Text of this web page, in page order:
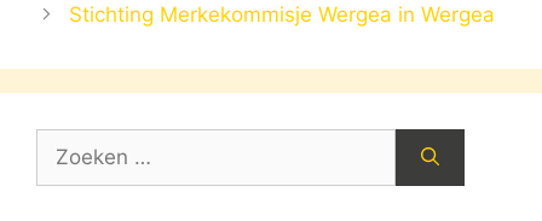
Stichting Merkekommisje Wergea in Wergea
naar: